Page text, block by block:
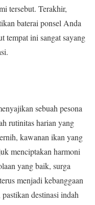
tersebut. Terakhir,
baterai ponsel Anda
tempat ini sangat sayang
sebuah pesona
rutinitas harian yang
kawanan ikan yang
menciptakan harmoni
yang baik, surga
menjadi kebanggaan
destinasi indah